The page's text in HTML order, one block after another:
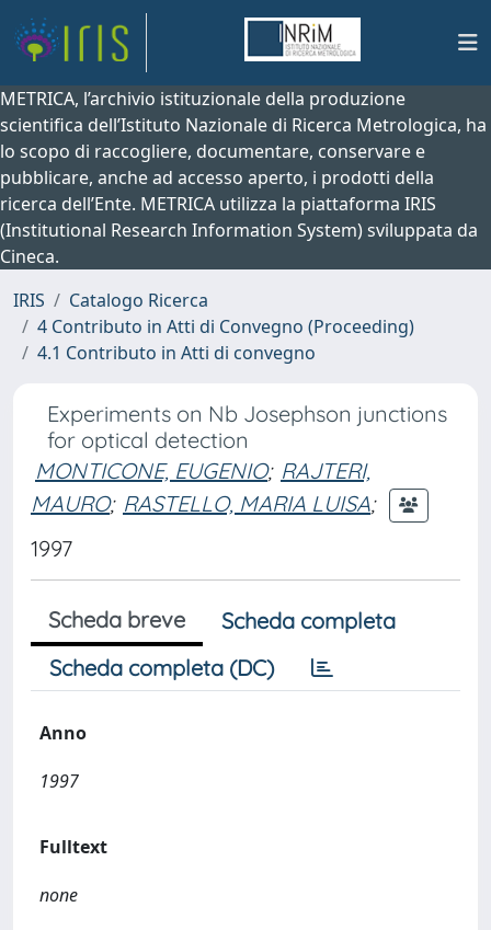
METRICA, l’archivio istituzionale della produzione
scientifica dell’Istituto Nazionale di Ricerca Metrologica, ha
lo scopo di raccogliere, documentare, conservare e
pubblicare, anche ad accesso aperto, i prodotti della
ricerca dell’Ente. METRICA utilizza la piattaforma IRIS
(Institutional Research Information System) sviluppata da
Cineca.
IRIS
Catalogo Ricerca
4 Contributo in Atti di Convegno (Proceeding)
4.1 Contributo in Atti di convegno
Experiments on Nb Josephson junctions
for optical detection
MONTICONE, EUGENIO; RAJTERI,
MAURO; RASTELLO, MARIA LUISA;
1997
Scheda breve
Scheda completa
Scheda completa (DC)
Anno
1997
Fulltext
none